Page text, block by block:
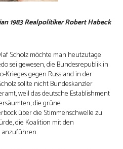
1983 Realpolitiker Robert Habeck
Scholz möchte man heutzutage
sei gewesen, die Bundesrepublik in
Krieges gegen Russland in der
sollte nicht Bundeskanzler
weil das deutsche Establishment
die grüne
über die Stimmenschwelle zu
die Koalition mit den
anzuführen.